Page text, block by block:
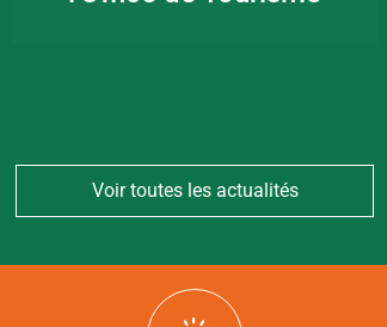
Voir toutes les actualités